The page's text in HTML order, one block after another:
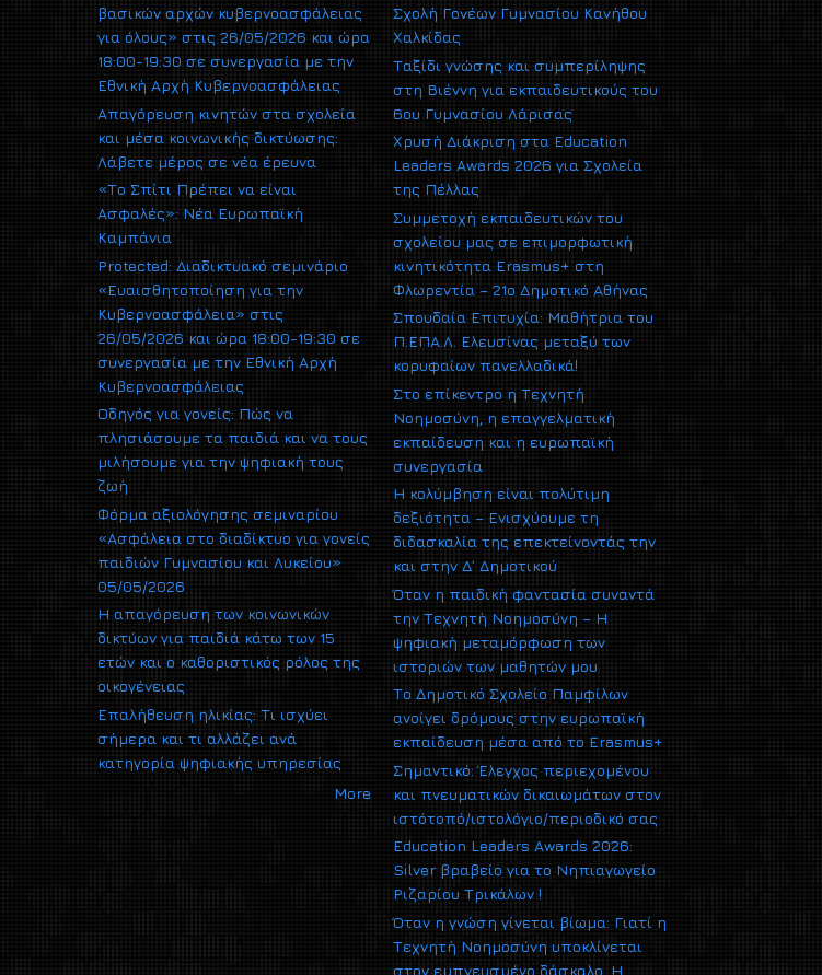
βασικών αρχών κυβερνοασφάλειας
για όλους» στις 26/05/2026 και ώρα
18:00-19:30 σε συνεργασία με την
Εθνική Αρχή Κυβερνοασφάλειας
Απαγόρευση κινητών στα σχολεία
και μέσα κοινωνικής δικτύωσης:
Λάβετε μέρος σε νέα έρευνα
«Το Σπίτι Πρέπει να είναι
Ασφαλές»: Νέα Ευρωπαϊκή
Καμπάνια
Protected: Διαδικτυακό σεμινάριο
«Ευαισθητοποίηση για την
Κυβερνοασφάλεια» στις
26/05/2026 και ώρα 18:00-19:30 σε
συνεργασία με την Εθνική Αρχή
Κυβερνοασφάλειας
Οδηγός για γονείς: Πώς να
πλησιάσουμε τα παιδιά και να τους
μιλήσουμε για την ψηφιακή τους
ζωή
Φόρμα αξιολόγησης σεμιναρίου
«Ασφάλεια στο διαδίκτυο για γονείς
παιδιών Γυμνασίου και Λυκείου»
05/05/2026
Η απαγόρευση των κοινωνικών
δικτύων για παιδιά κάτω των 15
ετών και ο καθοριστικός ρόλος της
οικογένειας
Επαλήθευση ηλικίας: Τι ισχύει
σήμερα και τι αλλάζει ανά
κατηγορία ψηφιακής υπηρεσίας
More
Σχολή Γονέων Γυμνασίου Κανήθου
Χαλκίδας
Ταξίδι γνώσης και συμπερίληψης
στη Βιέννη για εκπαιδευτικούς του
6ου Γυμνασίου Λάρισας
Χρυσή Διάκριση στα Education
Leaders Awards 2026 για Σχολεία
της Πέλλας
Συμμετοχή εκπαιδευτικών του
σχολείου μας σε επιμορφωτική
κινητικότητα Erasmus+ στη
Φλωρεντία – 21ο Δημοτικό Αθήνας
Σπουδαία Επιτυχία: Μαθήτρια του
Π.ΕΠΑ.Λ. Ελευσίνας μεταξύ των
κορυφαίων πανελλαδικά!
Στο επίκεντρο η Τεχνητή
Νοημοσύνη, η επαγγελματική
εκπαίδευση και η ευρωπαϊκή
συνεργασία
Η κολύμβηση είναι πολύτιμη
δεξιότητα – Ενισχύουμε τη
διδασκαλία της επεκτείνοντάς την
και στην Δ΄ Δημοτικού
Όταν η παιδική φαντασία συναντά
την Τεχνητή Νοημοσύνη – Η
ψηφιακή μεταμόρφωση των
ιστοριών των μαθητών μου
Το Δημοτικό Σχολείο Παμφίλων
ανοίγει δρόμους στην ευρωπαϊκή
εκπαίδευση μέσα από το Erasmus+
Σημαντικό: Έλεγχος περιεχομένου
και πνευματικών δικαιωμάτων στον
ιστότοπό/ιστολόγιο/περιοδικό σας
Education Leaders Awards 2026:
Silver βραβείο για το Νηπιαγωγείο
Ριζαρίου Τρικάλων !
Όταν η γνώση γίνεται βίωμα: Γιατί η
Τεχνητή Νοημοσύνη υποκλίνεται
στον εμπνευσμένο δάσκαλο. Η